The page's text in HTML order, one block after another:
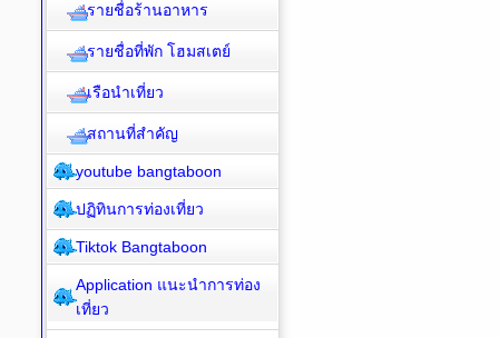
รายชื่อร้านอาหาร
รายชื่อที่พัก โฮมสเตย์
เรือนำเที่ยว
สถานที่สำคัญ
youtube bangtaboon
ปฏิทินการท่องเที่ยว
Tiktok Bangtaboon
Application แนะนำการท่อง
เที่ยว